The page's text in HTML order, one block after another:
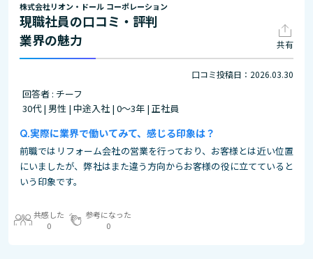
株式会社リオン・ドール コーポレーション
現職社員の口コミ・評判
業界の魅力
共有
口コミ投稿日：2026.03.30
回答者 : チーフ
30代 | 男性 | 中途入社 | 0～3年 | 正社員
実際に業界で働いてみて、感じる印象は？
前職ではリフォーム会社の営業を行っており、お客様とは近い位置
にいましたが、弊社はまた違う方向からお客様の役に立てていると
いう印象です。
共感した
0
参考になった
0